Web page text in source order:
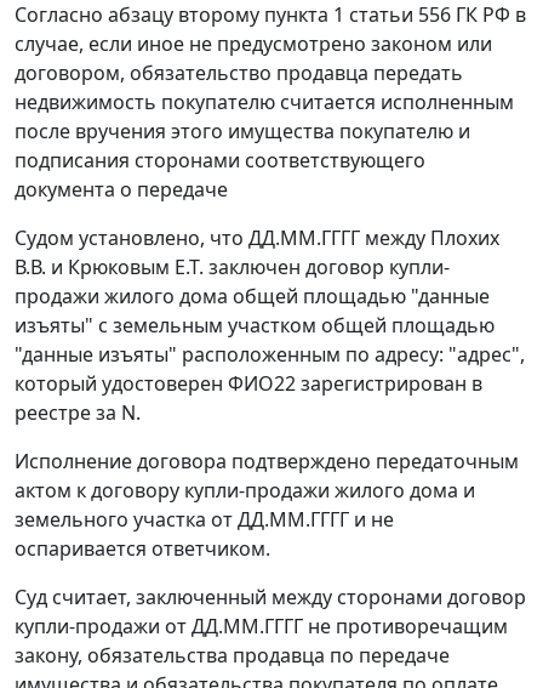
Согласно абзацу второму пункта 1 статьи 556 ГК РФ в
случае, если иное не предусмотрено законом или
договором, обязательство продавца передать
недвижимость покупателю считается исполненным
после вручения этого имущества покупателю и
подписания сторонами соответствующего
документа о передаче
Судом установлено, что ДД.ММ.ГГГГ между Плохих
В.В. и Крюковым Е.Т. заключен договор купли-
продажи жилого дома общей площадью "данные
изъяты" с земельным участком общей площадью
"данные изъяты" расположенным по адресу: "адрес",
который удостоверен ФИО22 зарегистрирован в
реестре за N.
Исполнение договора подтверждено передаточным
актом к договору купли-продажи жилого дома и
земельного участка от ДД.ММ.ГГГГ и не
оспаривается ответчиком.
Суд считает, заключенный между сторонами договор
купли-продажи от ДД.ММ.ГГГГ не противоречащим
закону, обязательства продавца по передаче